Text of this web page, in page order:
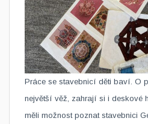
​Práce se stavebnicí děti baví. O
největší věž, zahrají si i deskové
měli možnost poznat stavebnici